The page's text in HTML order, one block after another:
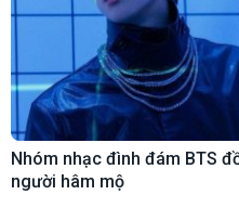
Nhóm nhạc đình đám BTS
người hâm mộ